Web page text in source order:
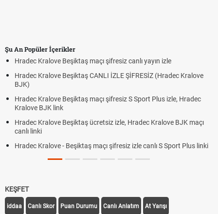
Şu An Popüler İçerikler
Hradec Kralove Beşiktaş maçı şifresiz canlı yayın izle
Hradec Kralove Beşiktaş CANLI İZLE ŞİFRESİZ (Hradec Kralove
BJK)
Hradec Kralove Beşiktaş maçı şifresiz S Sport Plus izle, Hradec
Kralove BJK link
Hradec Kralove Beşiktaş ücretsiz izle, Hradec Kralove BJK maçı
canlı linki
Hradec Kralove - Beşiktaş maçı şifresiz izle canlı S Sport Plus linki
KEŞFET
iddaa Canlı Skor Puan Durumu Canlı Anlatım At Yarışı